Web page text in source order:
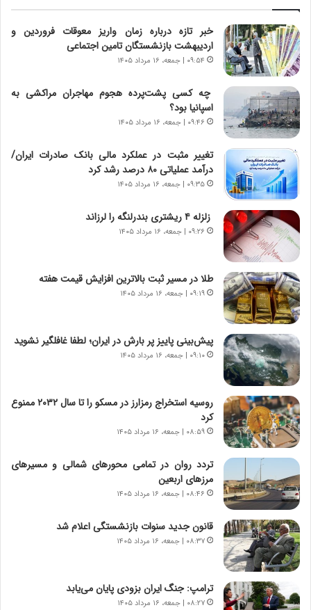
ا
ر
ی
ا
ر
ن
ه
گ
ا
ز
ا
ج
ن
ن
ت
و
س
ه
ر
م
ب
ل
خبر تازه درباره زمان واریز معوقات فروردین و
اردیبهشت بازنشستگان تامین اجتماعی
۰۹:۵۴ | جمعه، ۱۶ مرداد ۱۴۰۵
چه کسی پشت‌پرده هجوم مهاجران مراکشی به
اسپانیا بود؟
۰۹:۴۶ | جمعه، ۱۶ مرداد ۱۴۰۵
تغییر مثبت در عملکرد مالی بانک صادرات ایران/
درآمد عملیاتی ۸۰ درصد رشد کرد
۰۹:۳۵ | جمعه، ۱۶ مرداد ۱۴۰۵
زلزله ۴ ریشتری بندرلنگه را لرزاند
۰۹:۲۶ | جمعه، ۱۶ مرداد ۱۴۰۵
طلا در مسیر ثبت بالاترین افزایش قیمت هفته
۰۹:۱۹ | جمعه، ۱۶ مرداد ۱۴۰۵
پیش‌بینی پاییز پر بارش در ایران؛ لطفا غافلگیر نشوید
۰۹:۱۰ | جمعه، ۱۶ مرداد ۱۴۰۵
روسیه استخراج رمزارز در مسکو را تا سال ۲۰۳۲ ممنوع
کرد
۰۸:۵۹ | جمعه، ۱۶ مرداد ۱۴۰۵
تردد روان در تمامی محورهای شمالی و مسیرهای
مرزهای اربعین
۰۸:۴۶ | جمعه، ۱۶ مرداد ۱۴۰۵
قانون جدید سنوات بازنشستگی اعلام شد
۰۸:۳۷ | جمعه، ۱۶ مرداد ۱۴۰۵
ترامپ: جنگ ایران بزودی پایان می‌یابد
۰۸:۲۷ | جمعه، ۱۶ مرداد ۱۴۰۵